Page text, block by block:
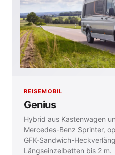
REISEMOBIL
Genius
Hybrid aus Kastenwagen
Mercedes-Benz Sprinter,
GFK-Sandwich-
Längseinzelbetten bis 2 m.